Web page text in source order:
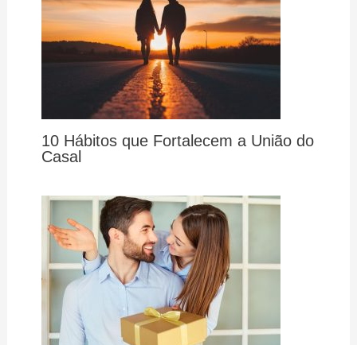
10 Hábitos que Fortalecem a União do
Casal